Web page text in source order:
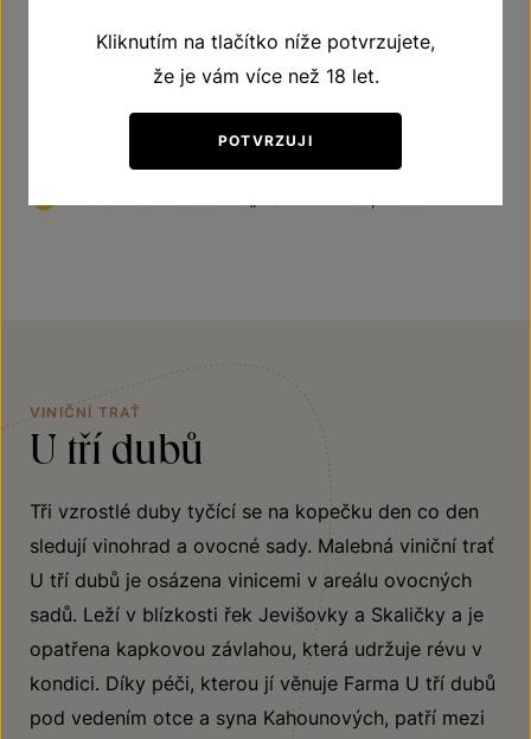
Bronzová medaile na „DECANTER 2022“, London
Stříbrná medaile na „O POHÁR KARLA IV. 2022“, Kutná
VINIČNÍ TRAŤ
U tří dubů
Tři vzrostlé duby tyčící se na kopečku den co den
sledují vinohrad a ovocné sady. Malebná viniční trať
U tří dubů je osázena vinicemi v areálu ovocných
sadů. Leží v blízkosti řek Jevišovky a Skaličky a je
opatřena kapkovou závlahou, která udržuje révu v
kondici. Díky péči, kterou jí věnuje Farma U tří dubů
pod vedením otce a syna Kahounových, patří mezi
Kliknutím na tlačítko níže potvrzujete,
že je vám více než 18 let.
POTVRZUJI